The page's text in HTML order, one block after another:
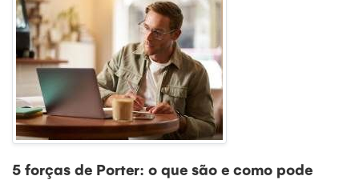
5 forças de Porter: o que são e como pode